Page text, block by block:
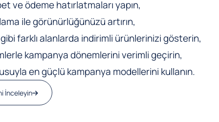
ve ödeme hatırlatmaları yapın,
ile görünürlüğünüzü artırın,
farklı alanlarda indirimli ürünlerinizi gösterin,
kampanya dönemlerini verimli geçirin,
en güçlü kampanya modellerini kullanın.
İnceleyin